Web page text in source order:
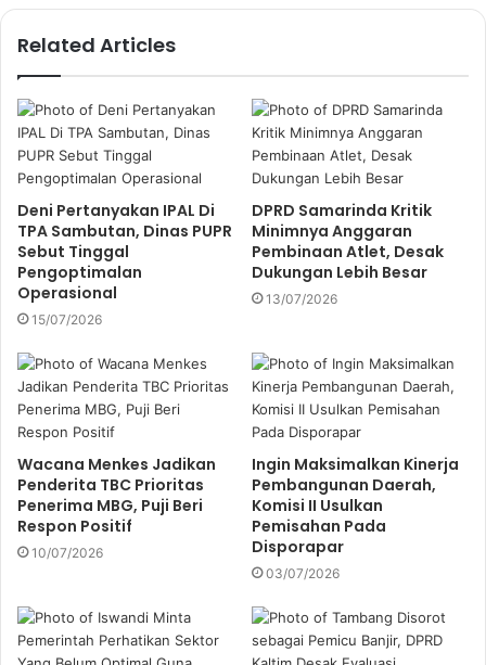
u
E
m
a
i
l
d
d
r
e
s
Related Articles
Deni Pertanyakan IPAL Di
TPA Sambutan, Dinas PUPR
Sebut Tinggal
Pengoptimalan
Operasional
15/07/2026
DPRD Samarinda Kritik
Minimnya Anggaran
Pembinaan Atlet, Desak
Dukungan Lebih Besar
13/07/2026
Wacana Menkes Jadikan
Penderita TBC Prioritas
Penerima MBG, Puji Beri
Respon Positif
10/07/2026
Ingin Maksimalkan Kinerja
Pembangunan Daerah,
Komisi II Usulkan
Pemisahan Pada
Disporapar
03/07/2026